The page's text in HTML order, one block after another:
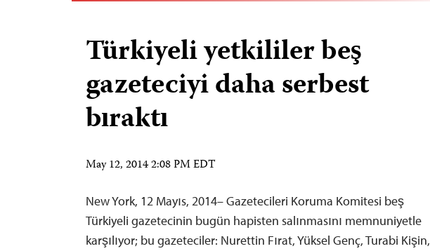
Türkiyeli yetkililer beş
gazeteciyi daha serbest
bıraktı
May 12, 2014 2:08 PM EDT
New York, 12 Mayıs, 2014– Gazetecileri Koruma Komitesi beş
Türkiyeli gazetecinin bugün hapisten salınmasını memnuniyetle
karşılıyor; bu gazeteciler: Nurettin Fırat, Yüksel Genç, Turabi Kişin,